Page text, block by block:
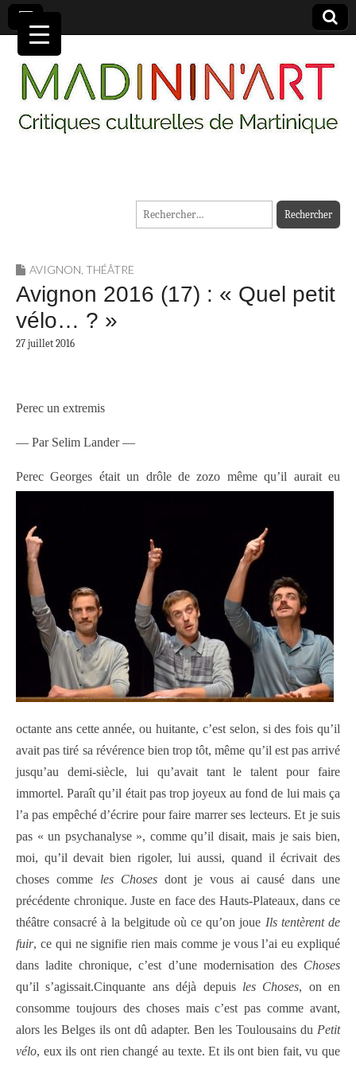
MADININ'ART
Rechercher :
AVIGNON, THÉÂTRE
Avignon 2016 (17) : « Quel petit
vélo… ? »
27 juillet 2016
Perec un extremis
— Par Selim Lander —
Perec Georges était un drôle dezozo même qu’il aurait eu
octante ans cette année, ou huitante, c’est selon, si des fois qu’il
avait pas tiré sa révérence bien trop tôt, même qu’il est pas arrivé
jusqu’au demi-siècle, lui qu’avait tant le talent pour faire
immortel. Paraît qu’il était pas trop joyeux au fond de lui mais ça
l’a pas empêché d’écrire pour faire marrer ses lecteurs. Et je suis
pas « un psychanalyse », comme qu’il disait, mais je sais bien,
moi, qu’il devait bien rigoler, lui aussi, quand il écrivait des
choses comme les Choses dont je vous ai causé dans une
précédente chronique. Juste en face des Hauts-Plateaux, dans ce
théâtre consacré à la belgitude où ce qu’on joue Ils tentèrent de
fuir, ce qui ne signifie rien mais comme je vous l’ai eu expliqué
dans ladite chronique, c’est d’une modernisation des Choses
qu’il s’agissait.Cinquante ans déjà depuis les Choses, on en
consomme toujours des choses mais c’est pas comme avant,
alors les Belges ils ont dû adapter. Ben les Toulousains du Petit
vélo, eux ils ont rien changé au texte. Et ils ont bien fait, vu que